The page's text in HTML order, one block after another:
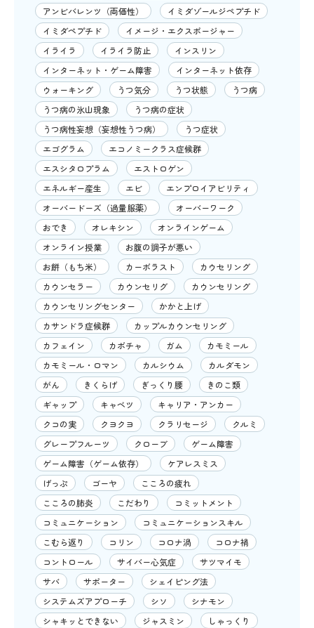
アンビバレンツ（両価性）
イミダゾールジペプチド
イミダペプチド
イメージ・エクスポージャー
イライラ
イライラ防止
インスリン
インターネット・ゲーム障害
インターネット依存
ウォーキング
うつ気分 うつ状態
うつ病
うつ病の氷山現象
うつ病の症状
うつ病性妄想（妄想性うつ病）
うつ症状
エゴグラム
エコノミークラス症候群
エスシタロプラム
エストロゲン
エネルギー産生
エビ
エンプロイアビリティ
オーバードーズ（過量服薬）
オーバーワーク
おでき
オレキシン
オンラインゲーム
オンライン授業
お腹の調子が悪い
お餅（もち米）
カーボラスト
カウセリング
カウンセラー
カウンセリグ
カウンセリング
カウンセリングセンター
かかと上げ
カサンドラ症候群
カップルカウンセリング
カフェイン
カボチャ ガム
カモミール
カモミール・ロマン
カルシウム
カルダモン
がん
きくらげ ぎっくり腰
きのこ類
ギャップ
キャベツ
キャリア・アンカー
クコの実
クヨクヨ クラリセージ
クルミ
グレープフルーツ
クローブ
ゲーム障害
ゲーム障害（ゲーム依存）
ケアレスミス
げっぷ
ゴーヤ
こころの疲れ
こころの肺炎
こだわり
コミットメント
コミュニケーション
コミュニケーションスキル
こむら返り
コリン コロナ渦
コロナ禍
コントロール
サイバー心気症
サツマイモ
サバ
サポーター
シェイピング法
システムズアプローチ
シソ
シナモン
シャキッとできない
ジャスミン
しゃっくり